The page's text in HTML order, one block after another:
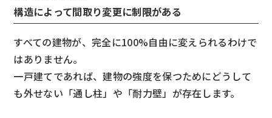
構造によって間取り変更に制限がある
すべての建物が、完全に100%自由に変えられるわけで
はありません。
一戸建てであれば、建物の強度を保つためにどうして
も外せない「通し柱」や「耐力壁」が存在します。